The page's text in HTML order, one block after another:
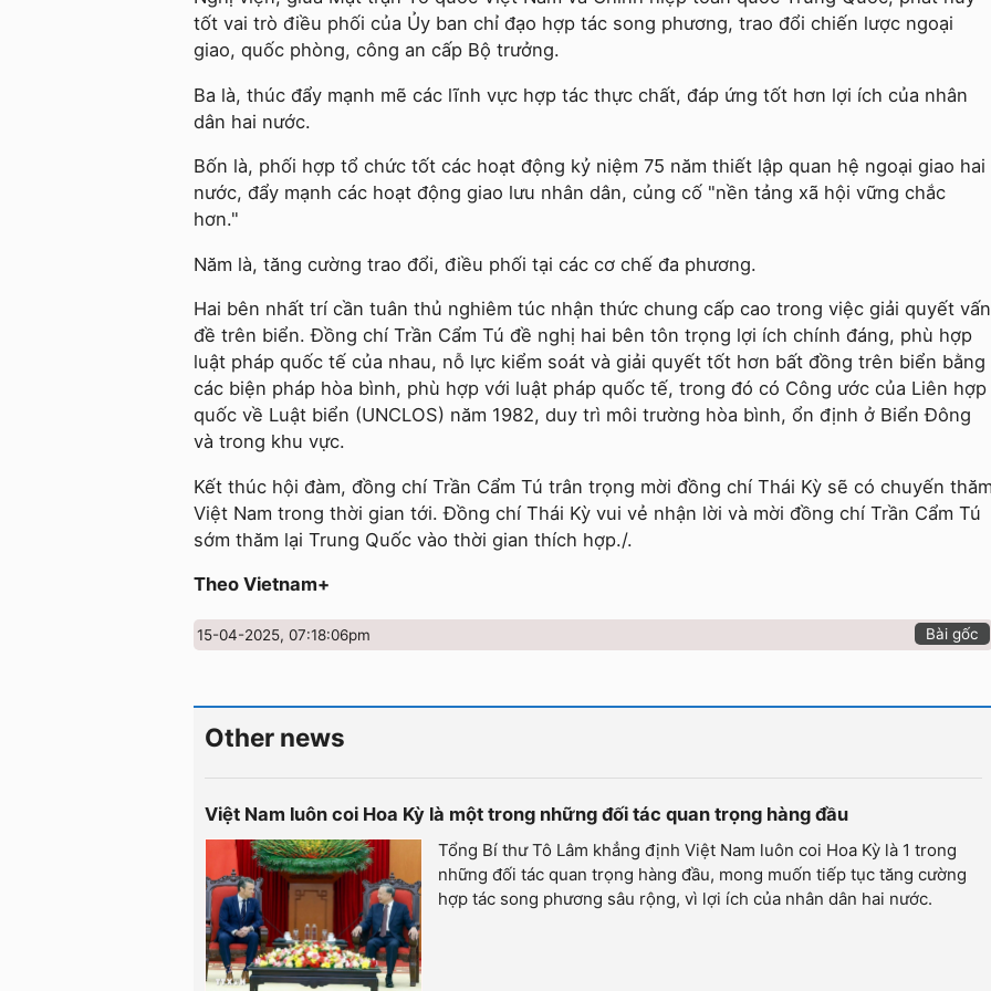
tốt vai trò điều phối của Ủy ban chỉ đạo hợp tác song phương, trao đổi chiến lược ngoại
giao, quốc phòng, công an cấp Bộ trưởng.
Ba là, thúc đẩy mạnh mẽ các lĩnh vực hợp tác thực chất, đáp ứng tốt hơn lợi ích của nhân
dân hai nước.
Bốn là, phối hợp tổ chức tốt các hoạt động kỷ niệm 75 năm thiết lập quan hệ ngoại giao hai
nước, đẩy mạnh các hoạt động giao lưu nhân dân, củng cố "nền tảng xã hội vững chắc
hơn."
Năm là, tăng cường trao đổi, điều phối tại các cơ chế đa phương.
Hai bên nhất trí cần tuân thủ nghiêm túc nhận thức chung cấp cao trong việc giải quyết vấn
đề trên biển. Đồng chí Trần Cẩm Tú đề nghị hai bên tôn trọng lợi ích chính đáng, phù hợp
luật pháp quốc tế của nhau, nỗ lực kiểm soát và giải quyết tốt hơn bất đồng trên biển bằng
các biện pháp hòa bình, phù hợp với luật pháp quốc tế, trong đó có Công ước của Liên hợp
quốc về Luật biển (UNCLOS) năm 1982, duy trì môi trường hòa bình, ổn định ở Biển Đông
và trong khu vực.
Kết thúc hội đàm, đồng chí Trần Cẩm Tú trân trọng mời đồng chí Thái Kỳ sẽ có chuyến
Việt Nam trong thời gian tới. Đồng chí Thái Kỳ vui vẻ nhận lời và mời đồng chí Trần Cẩm Tú
sớm thăm lại Trung Quốc vào thời gian thích hợp./.
Theo Vietnam+
15-04-2025, 07:18:06pm Bài gốc
Other news
Việt Nam luôn coi Hoa Kỳ là một trong những đối tác quan trọng hàng đầu
Tổng Bí thư Tô Lâm khẳng định Việt Nam luôn coi Hoa Kỳ là 1 trong
những đối tác quan trọng hàng đầu, mong muốn tiếp tục tăng cường
hợp tác song phương sâu rộng, vì lợi ích của nhân dân hai nước.